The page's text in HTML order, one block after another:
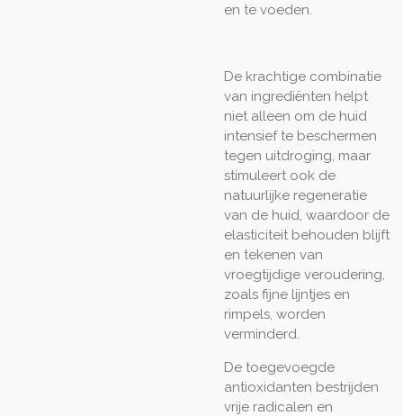
en te voeden.
De krachtige combinatie
van ingrediënten helpt
niet alleen om de huid
intensief te beschermen
tegen uitdroging, maar
stimuleert ook de
natuurlijke regeneratie
van de huid, waardoor de
elasticiteit behouden blijft
en tekenen van
vroegtijdige veroudering,
zoals fijne lijntjes en
rimpels, worden
verminderd.
De toegevoegde
antioxidanten bestrijden
vrije radicalen en